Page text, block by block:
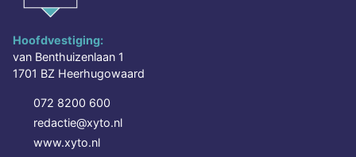
Hoofdvestiging:
van Benthuizenlaan 1
1701 BZ Heerhugowaard
072 8200 600
redactie@xyto.nl
www.xyto.nl